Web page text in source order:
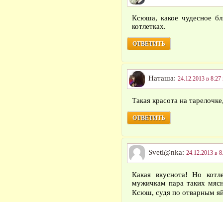
Ксюша, какое чудесное
котлетках.
ОТВЕТИТЬ
Наташа: 24.12.2013 в 8:27
Такая красота на
ОТВЕТИТЬ
Svetl@nka: 24.12.2013 в
Какая вкуснота! Но
мужичкам пара таких
Ксюш, судя по отварным